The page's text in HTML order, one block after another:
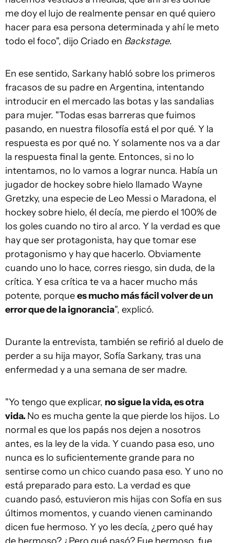
me doy el lujo de realmente pensar en qué quiero
hacer para esa persona determinada y ahí le meto
todo el foco", dijo Criado en Backstage.
En ese sentido, Sarkany habló sobre los primeros
fracasos de su padre en Argentina, intentando
introducir en el mercado las botas y las sandalias
para mujer. "Todas esas barreras que fuimos
pasando, en nuestra filosofía está el por qué. Y la
respuesta es por qué no. Y solamente nos va a dar
la respuesta final la gente. Entonces, si no lo
intentamos, no lo vamos a lograr nunca. Había un
jugador de hockey sobre hielo llamado Wayne
Gretzky, una especie de Leo Messi o Maradona, el
hockey sobre hielo, él decía, me pierdo el 100% de
los goles cuando no tiro al arco. Y la verdad es que
hay que ser protagonista, hay que tomar ese
protagonismo y hay que hacerlo. Obviamente
cuando uno lo hace, corres riesgo, sin duda, de la
crítica. Y esa crítica te va a hacer mucho más
potente, porquees mucho más fácil volver de un
error que de la ignorancia", explicó.
Durante la entrevista, también se refirió al duelo de
perder a su hija mayor, Sofía Sarkany, tras una
enfermedad y a una semana de ser madre.
"Yo tengo que explicar, no sigue la vida, es otra
vida. No es mucha gente la que pierde los hijos. Lo
normal es que los papás nos dejen a nosotros
antes, es la ley de la vida. Y cuando pasa eso, uno
nunca es lo suficientemente grande para no
sentirse como un chico cuando pasa eso. Y uno no
está preparado para esto. La verdad es que
cuando pasó, estuvieron mis hijas con Sofía en sus
últimos momentos, y cuando vienen caminando
dicen fue hermoso. Y yo les decía, ¿pero qué hay